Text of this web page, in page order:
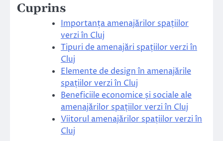
Cuprins
Importanța amenajărilor spațiilor
verzi în Cluj
Tipuri de amenajări spațiilor verzi în
Cluj
Elemente de design în amenajările
spațiilor verzi în Cluj
Beneficiile economice și sociale ale
amenajărilor spațiilor verzi în Cluj
Viitorul amenajărilor spațiilor verzi în
Cluj